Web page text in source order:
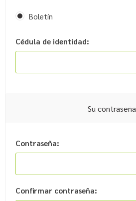
Boletín
Cédula de identidad:
Su contraseña
Contraseña:
Confirmar contraseña: